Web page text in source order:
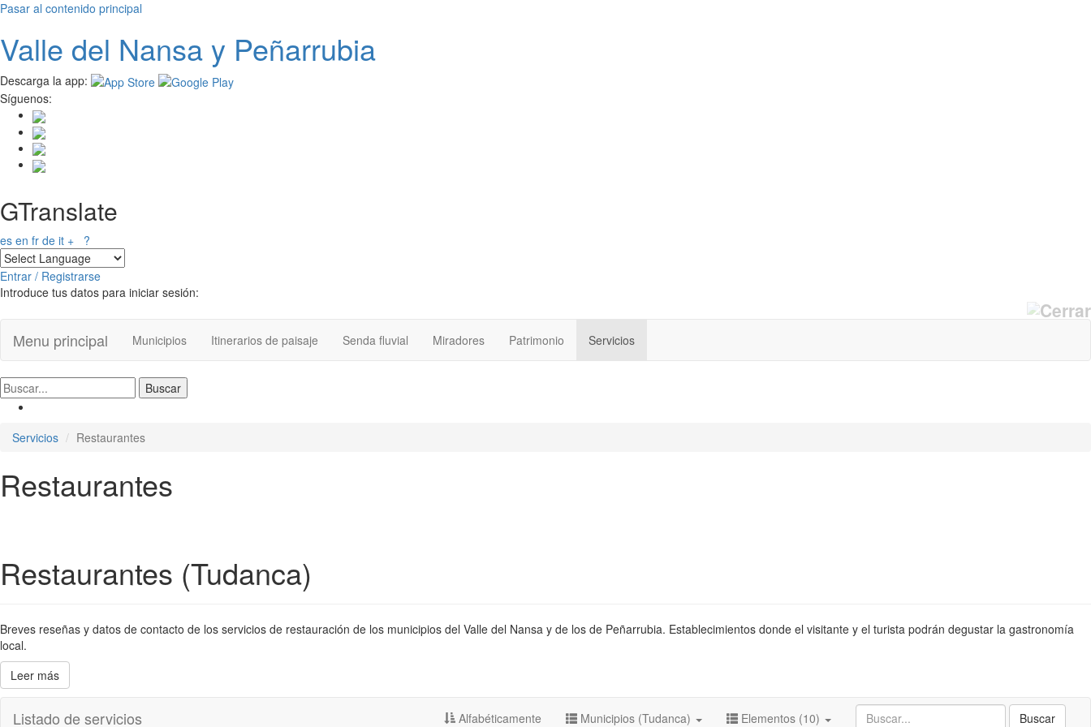
Pasar al contenido principal
Valle del Nansay Peñarrubia
Descarga la app:
Síguenos:
GTranslate
es en fr de it + ?
Entrar / Registrarse
Introduce tus datos para iniciar sesión:
Menu principal Municipios Itinerarios de paisaje Senda fluvial Miradores Patrimonio Servicios
Servicios Restaurantes
Restaurantes
Restaurantes (Tudanca)
Breves reseñas y datos de contacto de los servicios de restauración de los municipios del Valle del Nansa y de los de Peñarrubia. Establecimientos donde el visitante y el turista podrán degustar la gastronomía
local.
Leer más
Listado de servicios Buscar
Alfabéticamente Municipios (Tudanca) Elementos (10)